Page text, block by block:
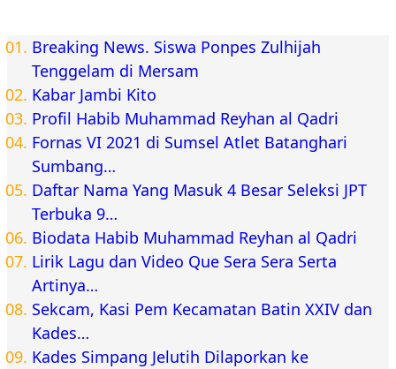
Breaking News. Siswa Ponpes Zulhijah
Tenggelam di Mersam
Kabar Jambi Kito
Profil Habib Muhammad Reyhan al Qadri
Fornas VI 2021 di Sumsel Atlet Batanghari
Sumbang…
Daftar Nama Yang Masuk 4 Besar Seleksi JPT
Terbuka 9…
Biodata Habib Muhammad Reyhan al Qadri
Lirik Lagu dan Video Que Sera Sera Serta
Artinya…
Sekcam, Kasi Pem Kecamatan Batin XXIV dan
Kades…
Kades Simpang Jelutih Dilaporkan ke